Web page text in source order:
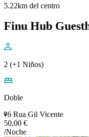
5.22km del centro
Finu Hub
2 (+1 Niños)
Doble
6 Rua Gil Vicente
50,00 €
/Noche